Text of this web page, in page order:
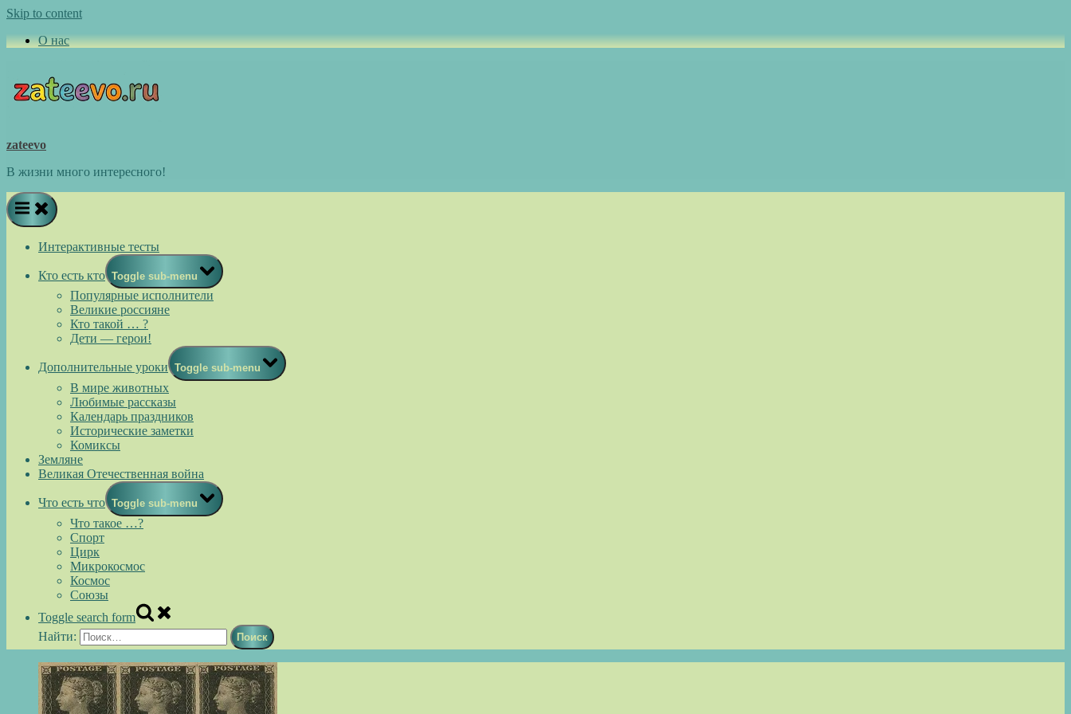
Skip to content
О нас
zateevo
В жизни много интересного!
Интерактивные тесты
Кто есть кто Toggle sub-menu
Популярные исполнители
Великие россияне
Кто такой … ?
Дети — герои!
Дополнительные уроки Toggle sub-menu
В мире животных
Любимые рассказы
Календарь праздников
Исторические заметки
Комиксы
Земляне
Великая Отечественная война
Что есть что Toggle sub-menu
Что такое …?
Спорт
Цирк
Микрокосмос
Космос
Союзы
Toggle search form
Найти: